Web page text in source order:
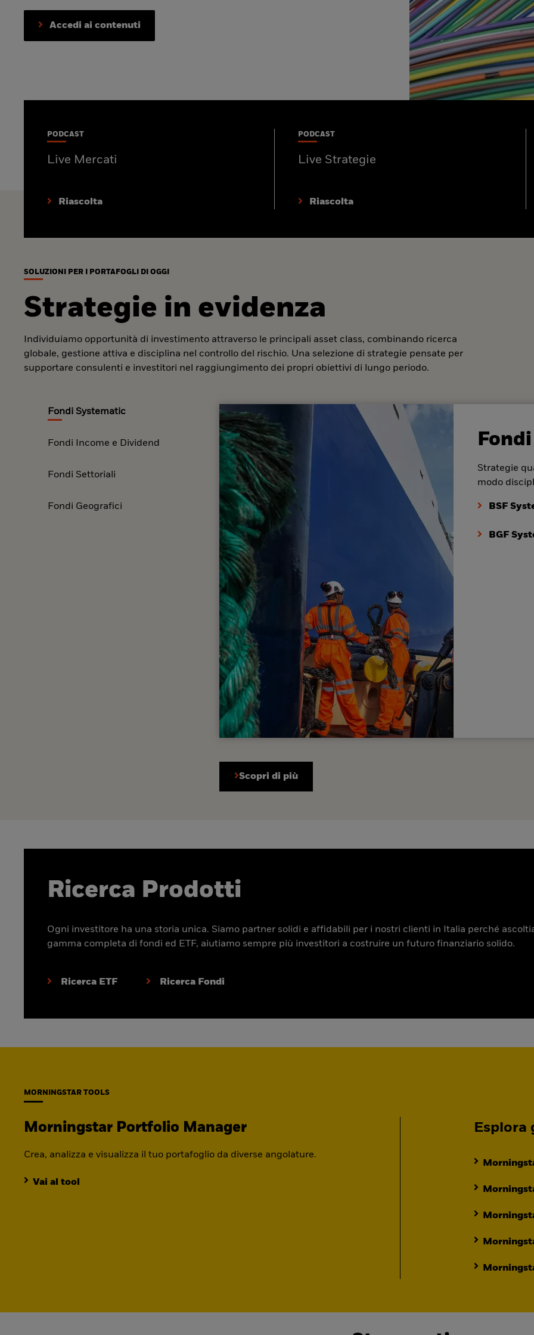
Accedi ai contenuti
PODCAST
Live Mercati
Riascolta
PODCAST
Live Strategie
Riascolta
SOLUZIONI PER I PORTAFOGLI DI OGGI
Strategie in evidenza
Individuiamo opportunità di investimento attraverso le principali asset class, combinando ricerca
globale, gestione attiva e disciplina nel controllo del rischio. Una selezione di strategie pensate per
supportare consulenti e investitori nel raggiungimento dei propri obiettivi di lungo periodo.
Fondi Systematic
Fondi Income e Dividend
Fondi Settoriali
Fondi Geografici
Strategie
modo
BSF
BGF
Scopri di più
Ricerca Prodotti
Ogni investitore ha una storia unica. Siamo partner solidi e affidabili per i nostri clienti in Italia perché
gamma completa di fondi ed ETF, aiutiamo sempre più investitori a costruire un futuro finanziario solido.
Ricerca ETF Ricerca Fondi
MORNINGSTAR TOOLS
Morningstar Portfolio Manager
Crea, analizza e visualizza il tuo portafoglio da diverse angolature.
Vai al tool
Esplora